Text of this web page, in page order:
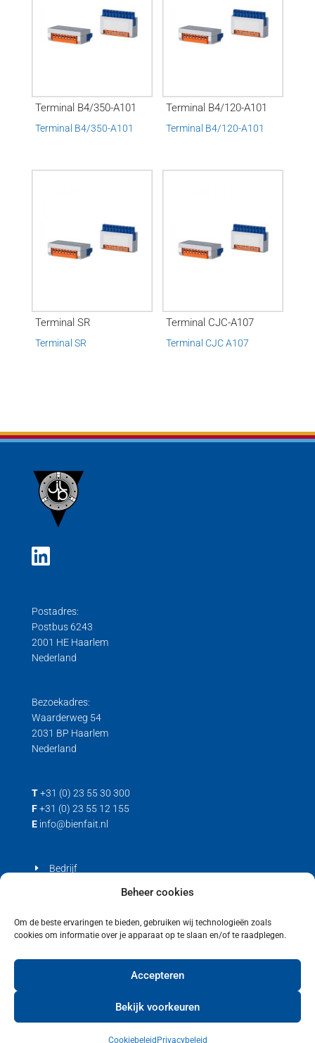
Beheer cookies
Om de beste ervaringen te bieden, gebruiken wij technologieën zoals
cookies om informatie over je apparaat op te slaan en/of te raadplegen.
Accepteren
Bekijk voorkeuren
Cookiebeleid Privacybeleid
Terminal B4/350-A101
Terminal B4/350-A101
Terminal B4/120-A101
Terminal B4/120-A101
Terminal SR
Terminal SR
Terminal CJC-A107
Terminal CJC A107
Postadres:
Postbus 6243
2001 HE Haarlem
Nederland
Bezoekadres:
Waarderweg 54
2031 BP Haarlem
Nederland
T +31 (0) 23 55 30 300
F +31 (0) 23 55 12 155
E info@bienfait.nl
Bedrijf
Cookiebeleid (EU)